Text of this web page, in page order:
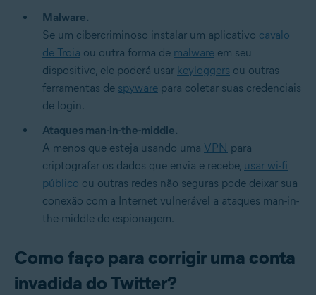
Malware.
Se um cibercriminoso instalar um aplicativo cavalo
de Troia ou outra forma de malware em seu
dispositivo, ele poderá usar keyloggers ou outras
ferramentas de spyware para coletar suas credenciais
de login.
Ataques man-in-the-middle.
A menos que esteja usando uma VPN para
criptografar os dados que envia e recebe, usar wi-fi
público ou outras redes não seguras pode deixar sua
conexão com a Internet vulnerável a ataques man-in-
the-middle de espionagem.
Como faço para corrigir uma conta
invadida do Twitter?